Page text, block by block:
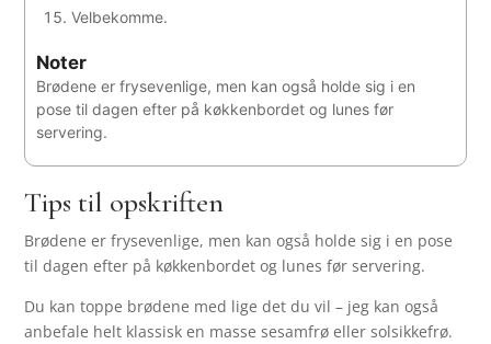
Velbekomme.
Noter
Brødene er frysevenlige, men kan også holde sig i en
pose til dagen efter på køkkenbordet og lunes før
servering.
Tips til opskriften
Brødene er frysevenlige, men kan også holde sig i en pose
til dagen efter på køkkenbordet og lunes før servering.
Du kan toppe brødene med lige det du vil – jeg kan også
anbefale helt klassisk en masse sesamfrø eller solsikkefrø.